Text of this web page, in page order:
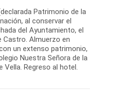
Patrimonio de la
al conservar el
del Ayuntamiento, el
Castro. Almuerzo en
un extenso patrimonio,
Nuestra Señora de la
Regreso al hotel.